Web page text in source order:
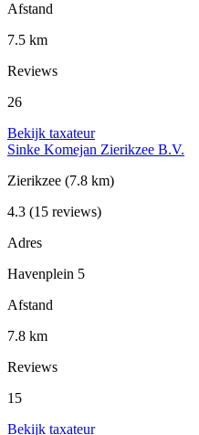
Afstand
7.5 km
Reviews
26
Bekijk taxateur
Sinke Komejan Zierikzee B.V.
Zierikzee (7.8 km)
4.3 (15 reviews)
Adres
Havenplein 5
Afstand
7.8 km
Reviews
15
Bekijk taxateur